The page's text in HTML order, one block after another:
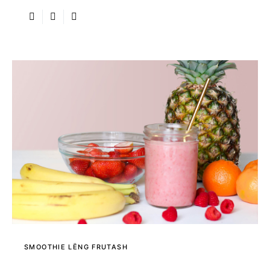
SMOOTHIE LËNG FRUTASH